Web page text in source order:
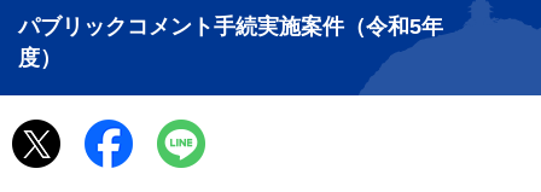
パブリックコメント手続実施案件（令和5年
度）